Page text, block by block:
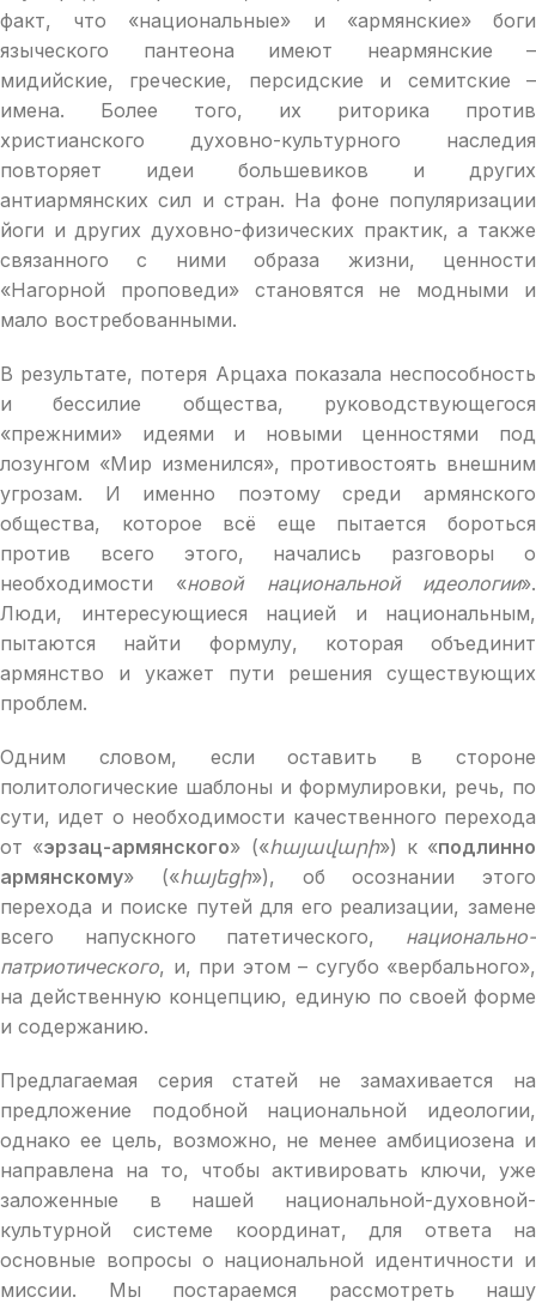
факт, что «национальные» и «армянские» боги
языческого пантеона имеют неармянские –
мидийские, греческие, персидские и семитские –
имена. Более того, их риторика против
христианского духовно-культурного наследия
повторяет идеи большевиков и других
антиармянских сил и стран. На фоне популяризации
йоги и других духовно-физических практик, а также
связанного с ними образа жизни, ценности
«Нагорной проповеди» становятся не модными и
мало востребованными.
В результате, потеря Арцаха показала неспособность
и бессилие общества, руководствующегося
«прежними» идеями и новыми ценностями под
лозунгом «Мир изменился», противостоять внешним
угрозам. И именно поэтому среди армянского
общества, которое всё еще пытается бороться
против всего этого, начались разговоры о
необходимости «новой национальной идеологии».
Люди, интересующиеся нацией и национальным,
пытаются найти формулу, которая объединит
армянство и укажет пути решения существующих
проблем.
Одним словом, если оставить в стороне
политологические шаблоны и формулировки, речь, по
сути, идет о необходимости качественного перехода
от «эрзац-армянского» («հայավարի») к «подлинно
армянскому» («հայեցի»), об осознании этого
перехода и поиске путей для его реализации, замене
всего напускного патетического, национально-
патриотического, и, при этом – сугубо «вербального»,
на действенную концепцию, единую по своей форме
и содержанию.
Предлагаемая серия статей не замахивается на
предложение подобной национальной идеологии,
однако ее цель, возможно, не менее амбициозена и
направлена на то, чтобы активировать ключи, уже
заложенные в нашей национальной-духовной-
культурной системе координат, для ответа на
основные вопросы о национальной идентичности и
миссии. Мы постараемся рассмотреть нашу